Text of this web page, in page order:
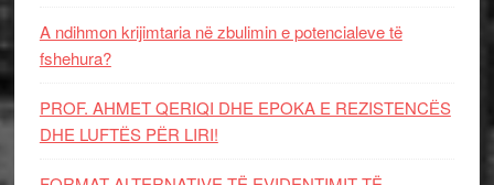
A ndihmon krijimtaria në zbulimin e potencialeve të
fshehura?
PROF. AHMET QERIQI DHE EPOKA E REZISTENCЁS
DHE LUFTЁS PЁR LIRI!